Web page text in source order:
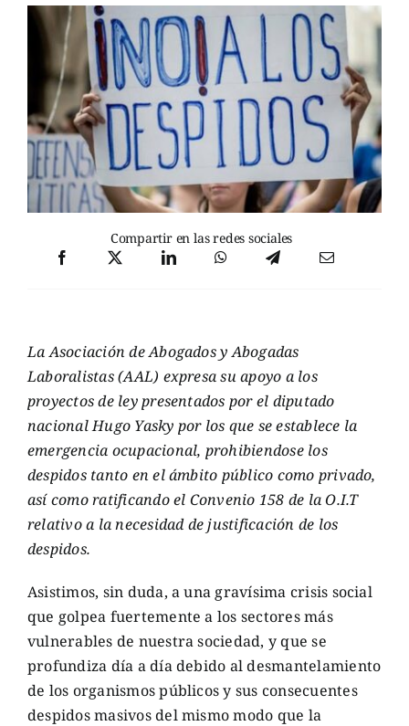
Compartir en las redes sociales
La Asociación de Abogados y Abogadas
Laboralistas (AAL) expresa su apoyo a los
proyectos de ley presentados por el diputado
nacional Hugo Yasky por los que se establece la
emergencia ocupacional, prohibiendose los
despidos tanto en el ámbito público como privado,
así como ratificando el Convenio 158 de la O.I.T
relativo a la necesidad de justificación de los
despidos.
Asistimos, sin duda, a una gravísima crisis social
que golpea fuertemente a los sectores más
vulnerables de nuestra sociedad, y que se
profundiza día a día debido al desmantelamiento
de los organismos públicos y sus consecuentes
despidos masivos del mismo modo que la